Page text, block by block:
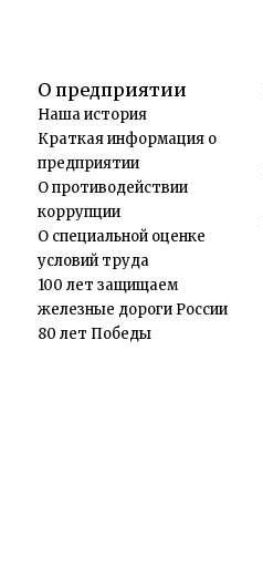
О предприятии
Наша история
Краткая информация о
предприятии
О противодействии
коррупции
О специальной оценке
условий труда
100 лет защищаем
железные дороги России
80 лет Победы